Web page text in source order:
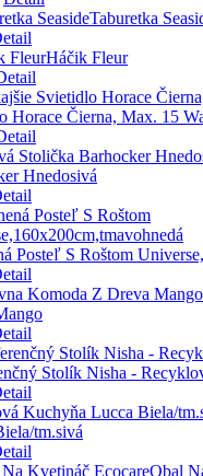
Taburetka
Háčik Fleur
Horace Čierna, Max. 15
Hnedosivá
Posteľ S Roštom
Stolík Nisha -
tm.sivá
Obal